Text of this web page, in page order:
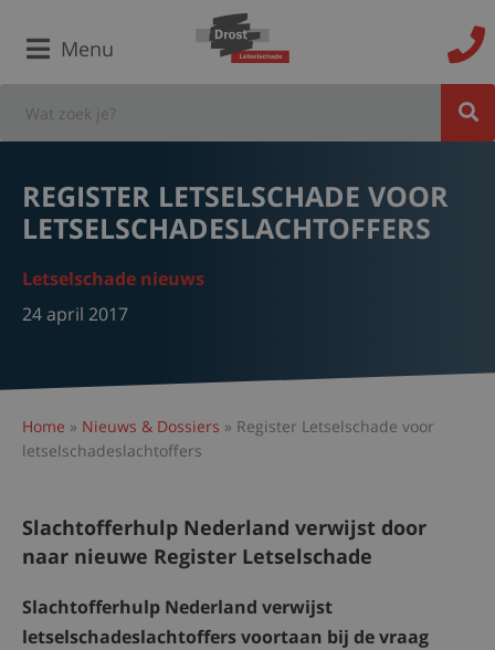
Menu
REGISTER LETSELSCHADE VOOR
LETSELSCHADESLACHTOFFERS
Letselschade nieuws
24 april 2017
Home » Nieuws & Dossiers » Register Letselschade voor
letselschadeslachtoffers
Slachtofferhulp Nederland verwijst door
naar nieuwe Register Letselschade
Slachtofferhulp Nederland verwijst
letselschadeslachtoffers voortaan bij de vraag